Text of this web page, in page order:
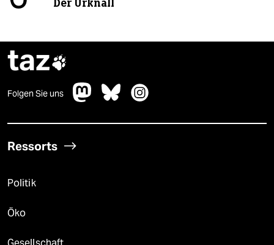
Der Urknall
taz
Folgen Sie uns
Ressorts
Politik
Öko